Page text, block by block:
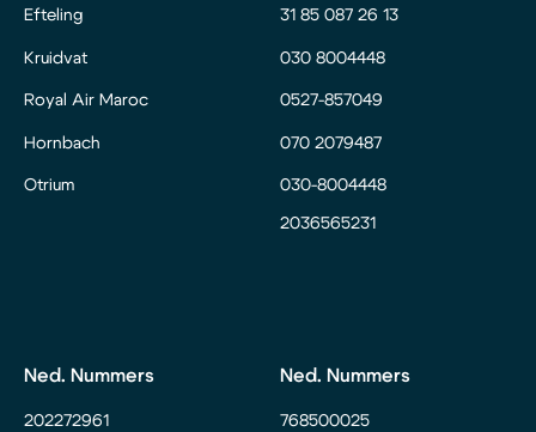
Efteling
Kruidvat
Royal Air Maroc
Hornbach
Otrium
31 85 087 26 13
030 8004448
0527-857049
070 2079487
030-8004448
2036565231
Ned. Nummers
202272961
Ned. Nummers
768500025